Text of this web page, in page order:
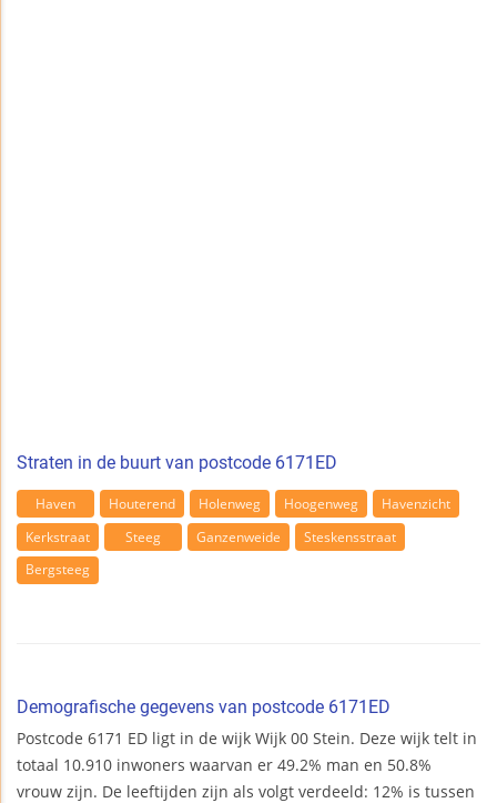
Straten in de buurt van postcode 6171ED
Haven Houterend Holenweg Hoogenweg
Havenzicht
Kerkstraat
Steeg Ganzenweide
Steskensstraat
Bergsteeg
Demografische gegevens van postcode 6171ED
Postcode 6171 ED ligt in de wijk Wijk 00 Stein. Deze wijk telt in
totaal 10.910 inwoners waarvan er 49.2% man en 50.8%
vrouw zijn. De leeftijden zijn als volgt verdeeld: 12% is tussen